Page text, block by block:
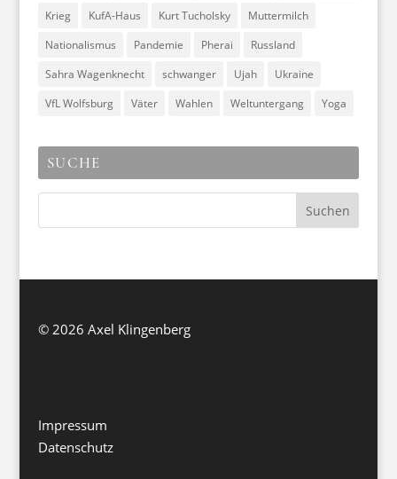
Krieg
KufA-Haus Kurt Tucholsky
Muttermilch
Nationalismus
Pandemie Pherai
Russland
Sahra Wagenknecht
schwanger Ujah
Ukraine
VfL Wolfsburg
Väter Wahlen Weltuntergang Yoga
SUCHE
© 2026 Axel Klingenberg
Impressum
Datenschutz